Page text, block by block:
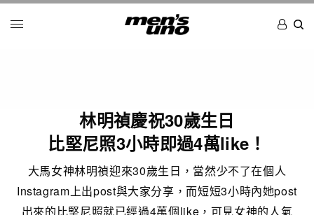
林明禎慶祝30歲生日
比堅尼照3小時即過4萬like！
大馬女神林明禎迎來30歲生日，當然少不了在個人
Instagram上出post與大家分享，而短短3小時內她post
出來的比堅尼照就已經過4萬個like，可見女神的人氣